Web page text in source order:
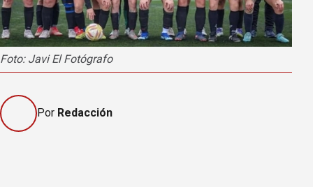
Foto: Javi El Fotógrafo
Por Redacción